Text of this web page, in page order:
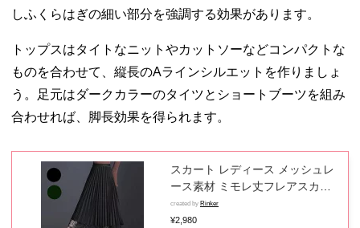
しふくらはぎの細い部分を強調する効果があります。
トップスはタイトなニットやカットソーなどコンパクトな
ものを合わせて、縦長のAラインシルエットを作りましょ
う。足元はダークカラーのタイツとショートブーツを組み
合わせれば、脚長効果を得られます。
スカート レディース メッシュレ
ース素材 ミモレ丈フレアスカー
ト レーススカート ミモレスカー
ト ミディアムスカート 膝丈スカ
created by Rinker
¥2,980